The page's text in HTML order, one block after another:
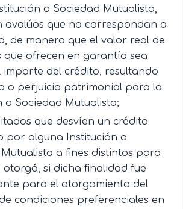
o Sociedad Mutualista,
avalúos que no correspondan a
de manera que el valor real de
que ofrecen en garantía sea
del crédito, resultando
o perjuicio patrimonial para la
o Sociedad Mutualista;
que desvíen un crédito
por alguna Institución o
a fines distintos para
otorgó, si dicha finalidad fue
para el otorgamiento del
condiciones preferenciales en